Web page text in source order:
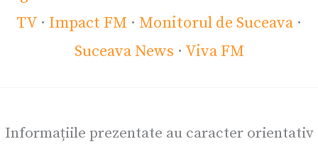
TV · Impact FM · Monitorul de Suceava ·
Suceava News · Viva FM
Informațiile prezentate au caracter orientativ